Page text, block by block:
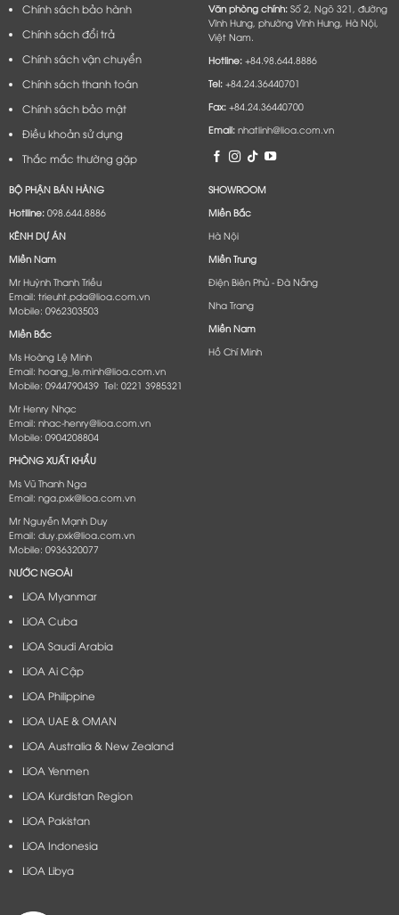
Chính sách bảo hành
Chính sách đổi trả
Chính sách vận chuyển
Chính sách thanh toán
Chính sách bảo mật
Điều khoản sử dụng
Thắc mắc thường gặp
Văn phòng chính:Số 2, Ngõ 321, đường
Vĩnh Hưng, phường Vĩnh Hưng, Hà Nội,
Việt Nam.
Hotline:+84.98.644.8886
Tel:+84.24.36440701
Fax:+84.24.36440700
Email:nhatlinh@lioa.com.vn
BỘ PHẬN BÁN HÀNG
Hotlline:098.644.8886
KÊNH DỰ ÁN
Miền Nam
Mr Huỳnh Thanh Triều
Email: trieuht.pda@lioa.com.vn
Mobile: 0962303503
Miền Bắc
Ms Hoàng Lệ Minh
Email: hoang_le.minh@lioa.com.vn
Mobile: 0944790439 Tel: 0221 3985321
Mr Henry Nhạc
Email: nhac-henry@lioa.com.vn
Mobile: 0904208804
PHÒNG XUẤT KHẨU
Ms Vũ Thanh Nga
Email: nga.pxk@lioa.com.vn
Mr Nguyễn Mạnh Duy
Email: duy.pxk@lioa.com.vn
Mobile: 0936320077
SHOWROOM
Miền Bắc
Hà Nội
Miền Trung
Điện Biên Phủ - Đà Nẵng​
Nha Trang
Miền Nam
Hồ Chí Minh
NƯỚC NGOÀI
LiOA Myanmar
LiOA Cuba
LiOA Saudi Arabia
LiOA Ai Cập
LiOA Philippine
LiOA UAE & OMAN
LiOA Australia & New Zealand
LiOA Yenmen
LiOA Kurdistan Region
LiOA Pakistan
LiOA Indonesia
LiOA Libya